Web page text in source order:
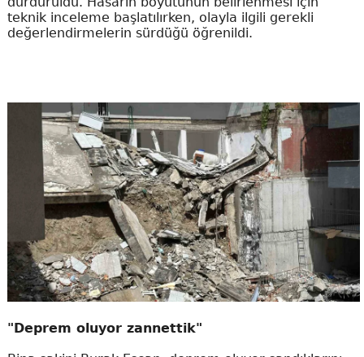
teknik inceleme başlatılırken, olayla ilgili gerekli
değerlendirmelerin sürdüğü öğrenildi.
"Deprem oluyor zannettik"